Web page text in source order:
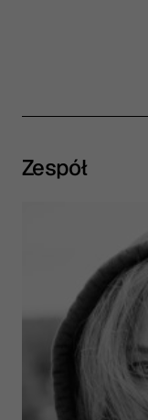
Zespół